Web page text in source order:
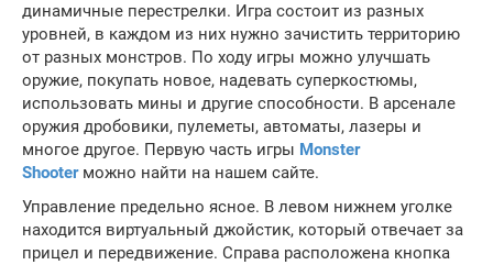
динамичные перестрелки. Игра состоит из разных
уровней, в каждом из них нужно зачистить территорию
от разных монстров. По ходу игры можно улучшать
оружие, покупать новое, надевать суперкостюмы,
использовать мины и другие способности. В арсенале
оружия дробовики, пулеметы, автоматы, лазеры и
многое другое. Первую часть игры Monster
Shooter можно найти на нашем сайте.
Управление предельно ясное. В левом нижнем уголке
находится виртуальный джойстик, который отвечает за
прицел и передвижение. Справа расположена кнопка